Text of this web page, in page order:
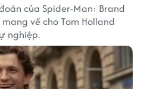
của Spider-Man: Brand
về cho Tom Holland
nghiệp.